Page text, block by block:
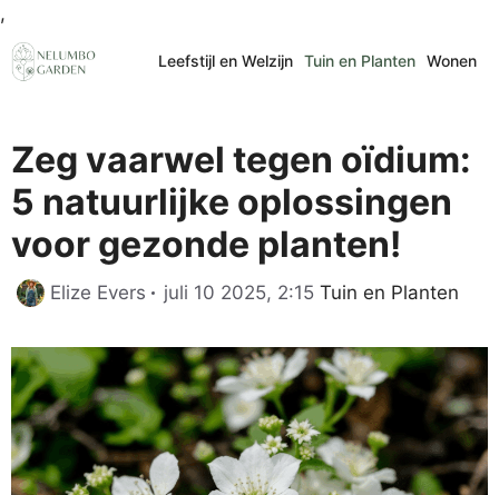
,
naar
de
Leefstijl en Welzijn Tuin en Planten Wonen
Zeg vaarwel tegen oïdium:
5 natuurlijke oplossingen
voor gezonde planten!
Elize Evers juli 10 2025, 2:15 Categorieën
Tuin en Planten